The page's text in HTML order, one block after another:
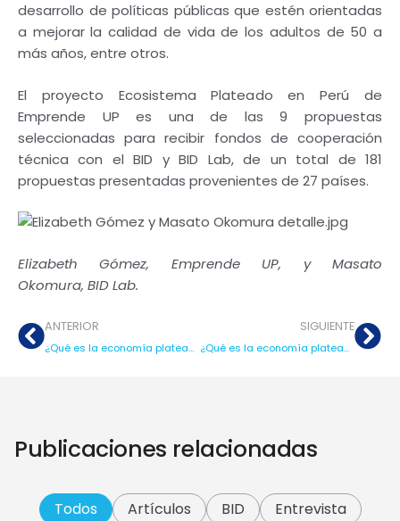
desarrollo de políticas públicas que estén orientadas
a mejorar la calidad de vida de los adultos de 50 a
más años, entre otros.
El proyecto Ecosistema Plateado en Perú de
Emprende UP es una de las 9 propuestas
seleccionadas para recibir fondos de cooperación
técnica con el BID y BID Lab, de un total de 181
propuestas presentadas provenientes de 27 países.
Elizabeth Gómez, Emprende UP, y Masato
Okomura, BID Lab.
ANTERIOR
¿Qué es la economía plateada y por qué se invertirá en Perú US$ 1.3 millones para impulsarla (Gestión)?
SIGUIENTE
¿Qué es la economía plateada?
Publicaciones relacionadas
Artículos BID
Entrevista
Todos